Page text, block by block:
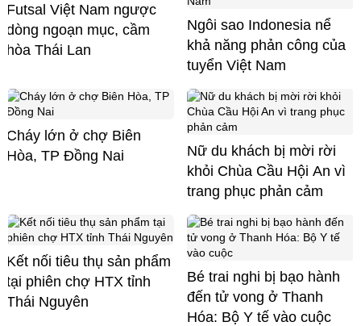
Futsal Việt Nam ngược
dòng ngoạn mục, cầm
hòa Thái Lan
Ngôi sao Indonesia nể
khả năng phản công của
tuyển Việt Nam
Cháy lớn ở chợ Biên
Hòa, TP Đồng Nai
Nữ du khách bị mời rời
khỏi Chùa Cầu Hội An vì
trang phục phản cảm
Kết nối tiêu thụ sản phẩm
tại phiên chợ HTX tỉnh
Thái Nguyên
Bé trai nghi bị bạo hành
đến tử vong ở Thanh
Hóa: Bộ Y tế vào cuộc